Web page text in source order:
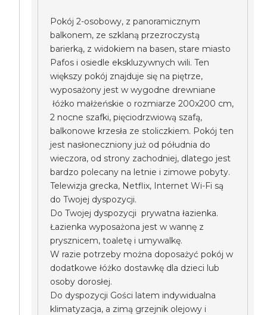
Pokój 2-osobowy, z panoramicznym
balkonem, ze szklaną przezroczystą
barierką, z widokiem na basen, stare miasto
Pafos i osiedle ekskluzywnych wili. Ten
większy pokój znajduje się na piętrze,
wyposażony jest w wygodne drewniane
łóżko małżeńskie o rozmiarze 200x200 cm,
2 nocne szafki, pięciodrzwiową szafą,
balkonowe krzesła ze stoliczkiem. Pokój ten
jest nasłoneczniony już od półudnia do
wieczora, od strony zachodniej, dlatego jest
bardzo polecany na letnie i zimowe pobyty.
Telewizja grecka, Netflix, Internet Wi-Fi są
do Twojej dyspozycji.
Do Twojej dyspozycji prywatna łazienka.
Łazienka wyposażona jest w wannę z
prysznicem, toaletę i umywalkę.
W razie potrzeby można doposażyć pokój w
dodatkowe łóżko dostawkę dla dzieci lub
osoby dorosłej.
Do dyspozycji Gości latem indywidualna
klimatyzacja, a zimą grzejnik olejowy i